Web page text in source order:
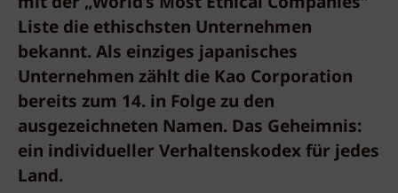
Liste die ethischsten Unternehmen
bekannt. Als einziges japanisches
Unternehmen zählt die Kao Corporation
bereits zum 14. in Folge zu den
ausgezeichneten Namen. Das Geheimnis:
ein individueller Verhaltenskodex für jedes
Land.